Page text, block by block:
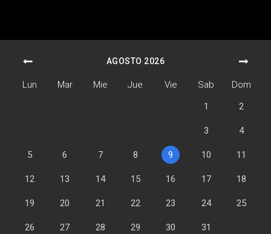
AGOSTO 2026
Lun Mar Mie Jue Vie Sab
Dom
1
2
3 4
5 6 7 8 9 10 11
12 13 14 15 16 17 18
19 20 21 22 23 24 25
26 27 28 29 30 31